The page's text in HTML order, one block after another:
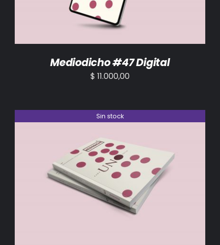
Mediodicho #47 Digital
$ 11.000,00
Sin stock
DETALLES